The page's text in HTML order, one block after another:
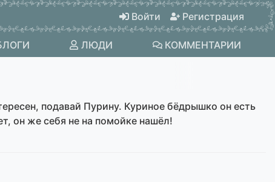
Войти Регистрация
ЛЮДИ КОММЕНТАРИИ
подавай Пурину. Куриное бёдрышко он есть
он же себя не на помойке нашёл!